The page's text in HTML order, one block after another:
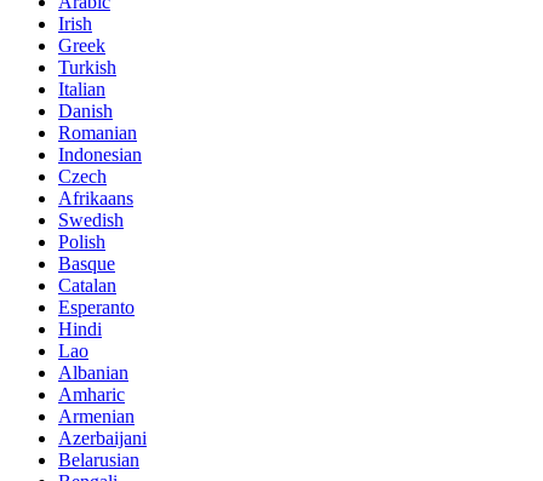
Irish
Greek
Turkish
Italian
Danish
Romanian
Indonesian
Czech
Afrikaans
Swedish
Polish
Basque
Catalan
Esperanto
Hindi
Lao
Albanian
Amharic
Armenian
Azerbaijani
Belarusian